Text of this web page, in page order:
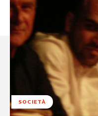
SOCIETÀ